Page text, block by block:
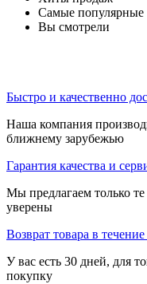
Самые популярные
Вы смотрели
Быстро и качественно
Наша компания
ближнему зарубежью
Гарантия качества и
Мы предлагаем только
уверены
Возврат товара в
У вас есть 30 дней, для
покупку